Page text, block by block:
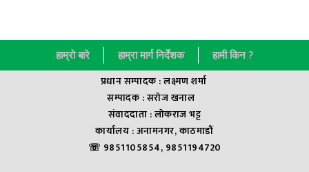
हाम्राे बारे हाम्रा मार्ग निर्देशक हामी किन ?
प्रधान सम्पादक : लक्ष्मण शर्मा
सम्पादक : सराेज खनाल
संवाददाता : लाेकराज भट्ट
कार्यालय : अनामनगर, काठमाडौं
☏ 9851105854, 9851194720